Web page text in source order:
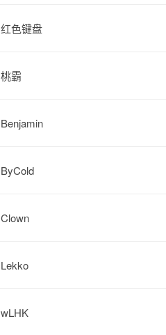
红色键盘
桃霸
Benjamin
ByCold
Clown
Lekko
wLHK